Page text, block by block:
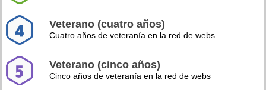
Veterano (cuatro años)
Cuatro años de veteranía en la red de webs
Veterano (cinco años)
Cinco años de veteranía en la red de webs